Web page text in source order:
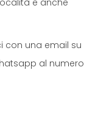
e anche
con una email su
al numero